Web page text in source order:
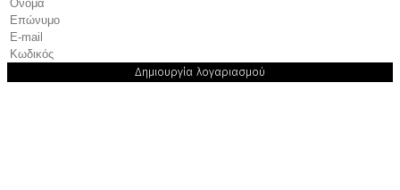
Δημιουργία λογαριασμού